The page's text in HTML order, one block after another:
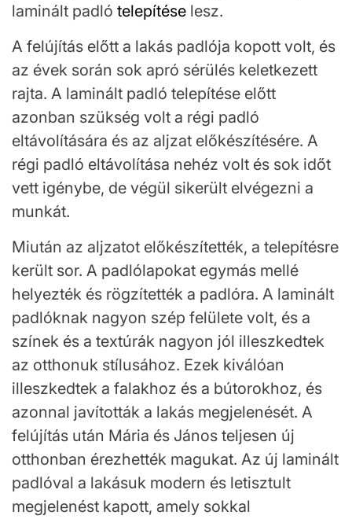
laminált padló telepítése lesz.
A felújítás előtt a lakás padlója kopott volt, és
az évek során sok apró sérülés keletkezett
rajta. A laminált padló telepítése előtt
azonban szükség volt a régi padló
eltávolítására és az aljzat előkészítésére. A
régi padló eltávolítása nehéz volt és sok időt
vett igénybe, de végül sikerült elvégezni a
munkát.
Miután az aljzatot előkészítették, a telepítésre
került sor. A padlólapokat egymás mellé
helyezték és rögzítették a padlóra. A laminált
padlóknak nagyon szép felülete volt, és a
színek és a textúrák nagyon jól illeszkedtek
az otthonuk stílusához. Ezek kiválóan
illeszkedtek a falakhoz és a bútorokhoz, és
azonnal javították a lakás megjelenését. A
felújítás után Mária és János teljesen új
otthonban érezhették magukat. Az új laminált
padlóval a lakásuk modern és letisztult
megjelenést kapott, amely sokkal